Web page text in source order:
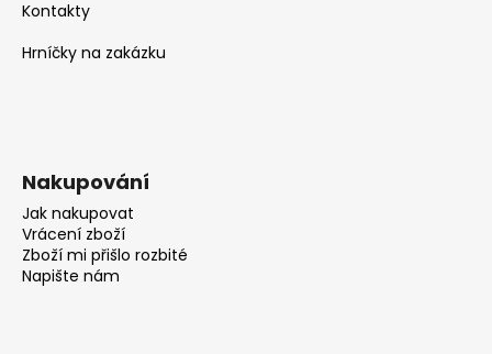
Kontakty
Hrníčky na zakázku
Nakupování
Jak nakupovat
Vrácení zboží
Zboží mi přišlo rozbité
Napište nám